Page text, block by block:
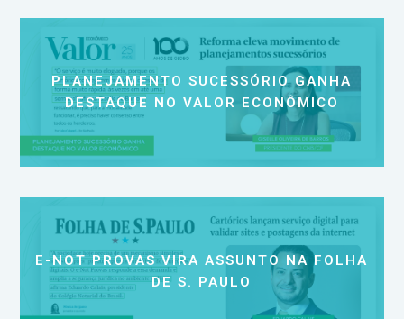
PLANEJAMENTO SUCESSÓRIO GANHA
DESTAQUE NO VALOR ECONÔMICO
E-NOT PROVAS VIRA ASSUNTO NA FOLHA
DE S. PAULO